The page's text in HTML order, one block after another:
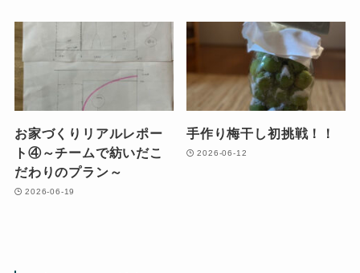
お家づくりリアルレポー
ト④～チームで紡いだこ
だわりのプラン～
2026-06-19
手作り梅干し初挑戦！！
2026-06-12